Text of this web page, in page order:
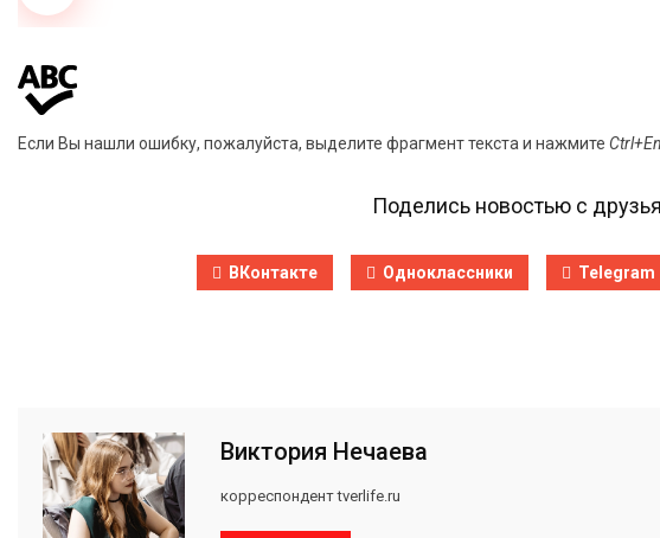
Если Вы нашли ошибку, пожалуйста, выделите фрагмент текста и нажмите
Поделись новостью с
ВКонтакте Одноклассники Telegram
Виктория Нечаева
корреспондент tverlife.ru